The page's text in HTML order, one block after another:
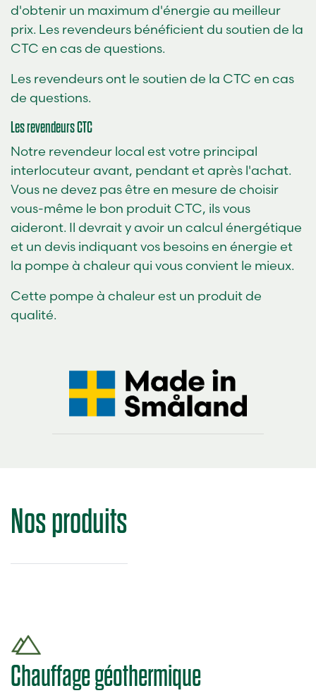
d'obtenir un maximum d'énergie au meilleur
prix. Les revendeurs bénéficient du soutien de la
CTC en cas de questions.
Les revendeurs ont le soutien de la CTC en cas
de questions.
Les revendeurs CTC
Notre revendeur local est votre principal
interlocuteur avant, pendant et après l'achat.
Vous ne devez pas être en mesure de choisir
vous-même le bon produit CTC, ils vous
aideront. Il devrait y avoir un calcul énergétique
et un devis indiquant vos besoins en énergie et
la pompe à chaleur qui vous convient le mieux.
Cette pompe à chaleur est un produit de
qualité.
Nos produits
Chauffage géothermique